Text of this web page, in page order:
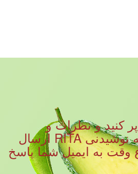
کنید و نظرات و
سوالات خود را به نوشیدنی RITA ارسال
وقت به ایمیل شما پاسخ